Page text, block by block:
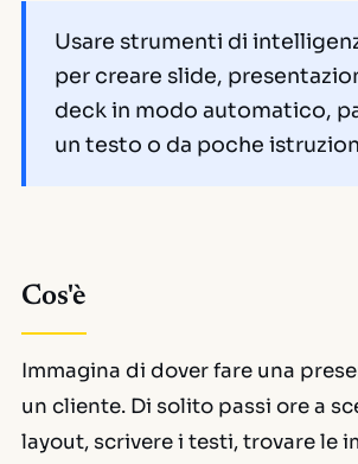
Usare strumenti di
per creare slide,
deck in modo automatico,
un testo o da poche
Cos'è
Immagina di dover fare una
un cliente. Di solito passi ore a
layout, scrivere i testi, trovare le